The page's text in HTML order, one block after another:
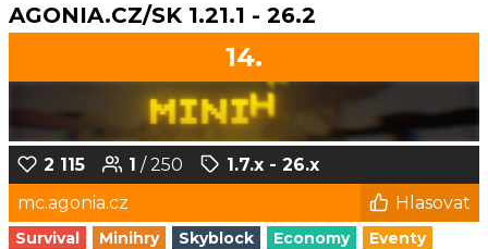
AGONIA.CZ/SK 1.21.1 - 26.2
14.
2 115 1 / 250
1.7.x - 26.x
mc.agonia.cz
Hlasovat
Survival Minihry Skyblock Economy Eventy